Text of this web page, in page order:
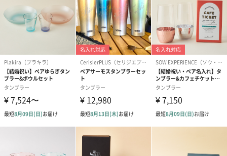
ラッピング
ギフトラッピングを施してお届けいたします。
コットン巾着 【誕生
日】（グレー）M（550
コットン巾着 【誕生
日】（スモーキーピン
ク）M（550円）
コットン巾着